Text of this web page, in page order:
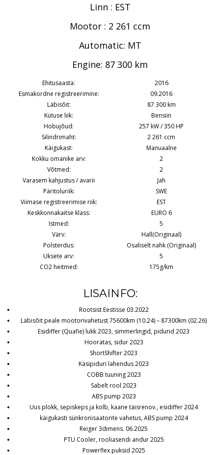
Linn : EST
Mootor : 2 261 ccm
Automatic: MT
Engine: 87 300 km
Ehitusaasta:
2016
Esmakordne registreerimine:
09.2016
Läbisõit:
87 300 km
Kütuse liik:
Bensiin
Hobujõud:
257 kW / 350 HP
Silindrimaht:
2 261 ccm
Käigukast:
Manuaalne
Kokku omanike arv:
2
Võtmed:
2
Varasem kahjustus / avarii
Jah
Päritoluriik:
SWE
Viimase registreerimise riik:
EST
Keskkonnakaitse klass:
EURO 6
Istmed:
5
Värv:
Hall(Originaal)
Polsterdus:
Osaliselt nahk (Originaal)
Uksete arv:
5
CO2 heitmed:
175g/km
LISAINFO:
Rootsist Eestisse 03.2022
Läbisõit peale mootorivahetust 75600km (10.24) – 87300km (02.26)
Esidiffer (Quafie) lukk 2023, simmerlingid, pidurid 2023
Hooratas, sidur 2023
ShortShifter 2023
Käsipiduri lahendus 2023
COBB tuuning 2023
Sabelt rool 2023
ABS pump 2023
Uus plokk, sepiskeps ja kolb, kaane täisrenov., esidiffer 2024
käigukasti sünkronisaatorite vahetus, ABS pump 2024
Reiger 3dimens. 06.2025
PTU Cooler, rooliasendi andur 2025
Powerflex puksid 2025